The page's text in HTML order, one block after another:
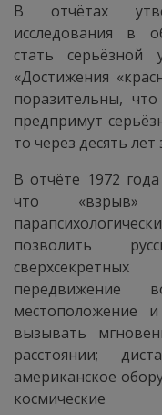
В отчётах
исследования в
стать серьёзной
«Достижения
поразительны,
предпримут
то через десять
В отчёте 1972
что «взрыв»
позволить
местоположение
вызывать
расстоянии;
американское
космические